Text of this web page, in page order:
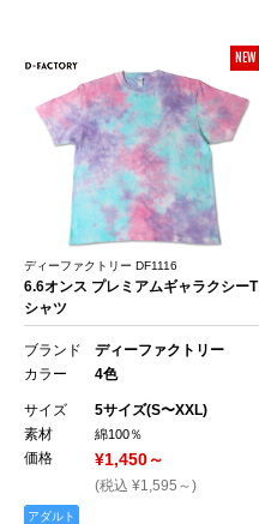
NEW
ディーファクトリー DF1116
6.6オンス プレミアムギャラクシーT
シャツ
ブランド
ディーファクトリー
カラー
4色
サイズ
5サイズ(S〜XXL)
素材
綿100％
価格 ¥1,450～
(税込 ¥1,595～)
アダルト